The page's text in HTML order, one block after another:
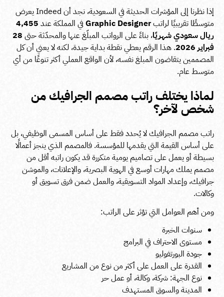
إذا نظرنا إلى المؤشرات الحديثة في السعودية، نجد أن Indeed يعرض
متوسطًا تقريبيًا لراتبGraphic Designerفي المملكة عند 4,455
ريال سعودي شهريًا، بناءً على الرواتب المبلّغ عنها والمحدّثة حتى 28
فبراير 2026
. هذا الرقم يعطي نقطة بداية جيدة، لكنه لا يعني أن كل
المصممين يتقاضون المبلغ نفسه، لأن الواقع العملي أكثر تنوعًا من أي
متوسط عام.
لماذا يختلف راتب مصمم الجرافيك من
شخص لآخر؟
راتب مصمم الجرافيك لا يُحدد فقط على أساس المسمى الوظيفي، بل
على أساس القيمة التي يقدمها للمؤسسة. فالمصمم الذي ينجز أعمالًا
بسيطة أو يعمل على تصاميم يومية متكررة قد يكون راتبه أقل من
مصمم يملك مهارات أوسع في الهوية البصرية، والإعلانات، والموشن
جرافيك، وإعداد المواد التسويقية، والعمل ضمن فرق تسويق أو
وكالات.
ومن أهم العوامل التي تؤثر على الراتب:
سنوات الخبرة
مستوى الاحتراف في البرامج
جودة البورتفوليو
القدرة على العمل على أكثر من نوع من المشاريع
نوع الجهة: شركة، وكالة، أو عمل حر
المدينة والسوق المستهدف